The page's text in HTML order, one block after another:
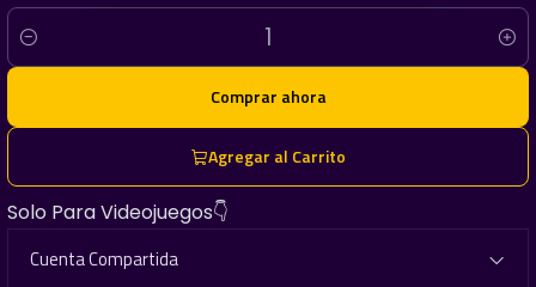
Cantidad
Agregar al Carrito
Comprar ahora
Solo Para Videojuegos👇
Cuenta Compartida